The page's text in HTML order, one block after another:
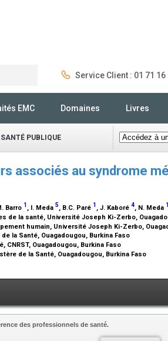
Service Client : 01 71 16
EMC Domaines Livres
PUBLIQUE
associés au syndrome
Barro 1 , I. Meda 5, B.C. Paré 1 , J. Kaboré 4, N. Meda 1
de la santé, Université Joseph Ki-Zerbo,
humain, Université Joseph Ki-Zerbo,
la Santé, Ouagadougou, Burkina Faso
Ouagadougou, Burkina Faso
de la Santé, Ouagadougou, Burkina Faso
des professionnels de santé.